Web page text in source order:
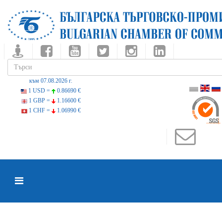
към 07.08.2026 г.
1 USD =
0.86690 €
1 GBP =
1.16600 €
1 CHF =
1.06990 €